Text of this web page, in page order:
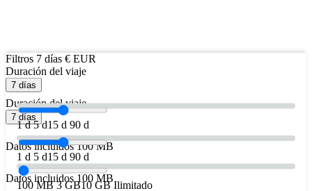
Filtros 7 días € EUR
Duración del viaje
7 días
1 d 5 d15 d 90 d
Datos incluidos 100 MB
100 MB 3 GB10 GB Ilimitado
Duración del viaje
7 días
1 d 5 d15 d 90 d
Datos incluidos 100 MB